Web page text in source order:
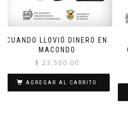
CUANDO LLOVIÓ DINERO EN
MACONDO
$ 23,500.00
AGREGAR AL CARRITO